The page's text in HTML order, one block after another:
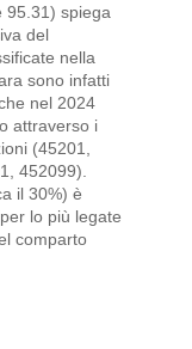
95.31) spiega
del
nella
sono infatti
nel 2024
attraverso i
(45201,
452099).
il 30%) è
lo più legate
comparto